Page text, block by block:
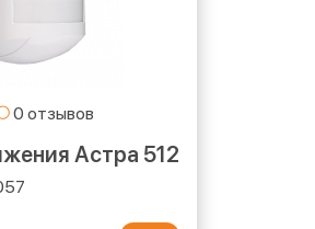
Астра 512